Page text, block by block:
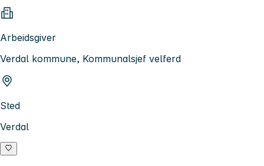
Arbeidsgiver
Verdal kommune, Kommunalsjef velferd
Sted
Verdal